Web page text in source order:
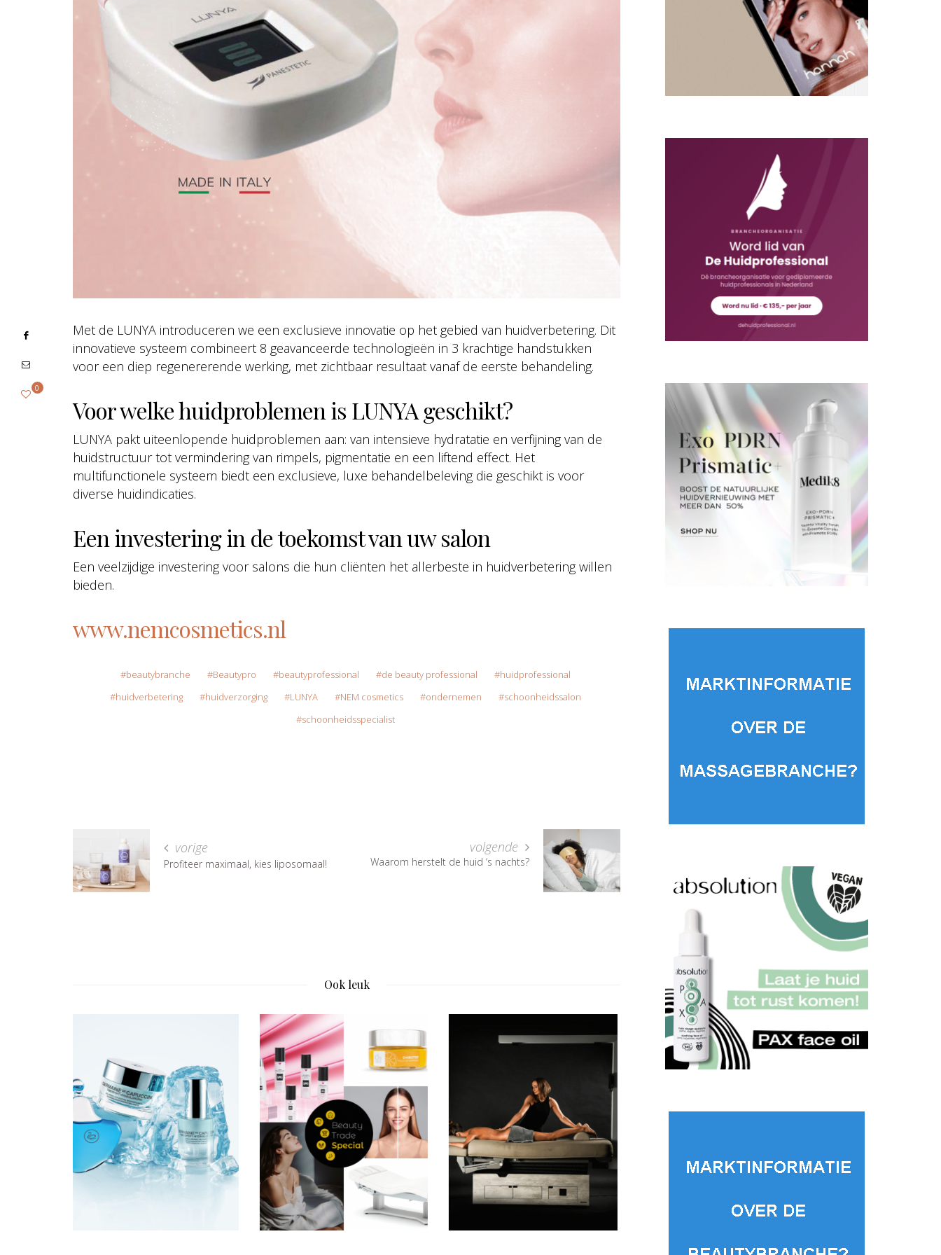
Met de LUNYA introduceren we een exclusieve innovatie op het gebied van huidverbetering. Dit
innovatieve systeem combineert 8 geavanceerde technologieën in 3 krachtige handstukken
voor een diep regenererende werking, met zichtbaar resultaat vanaf de eerste behandeling.
Voor welke huidproblemen is LUNYA geschikt?
LUNYA pakt uiteenlopende huidproblemen aan: van intensieve hydratatie en verfijning van de
huidstructuur tot vermindering van rimpels, pigmentatie en een liftend effect. Het
multifunctionele systeem biedt een exclusieve, luxe behandelbeleving die geschikt is voor
diverse huidindicaties.
Een investering in de toekomst van uw salon
Een veelzijdige investering voor salons die hun cliënten het allerbeste in huidverbetering willen
bieden.
www.nemcosmetics.nl
0
beautybranche Beautypro beautyprofessional de beauty professional
huidprofessional
huidverbetering
huidverzorging LUNYA NEM cosmetics ondernemen
schoonheidssalon
schoonheidsspecialist
vorige
Profiteer maximaal, kies liposomaal!
volgende
Waarom herstelt de huid ‘s nachts?
Ook leuk